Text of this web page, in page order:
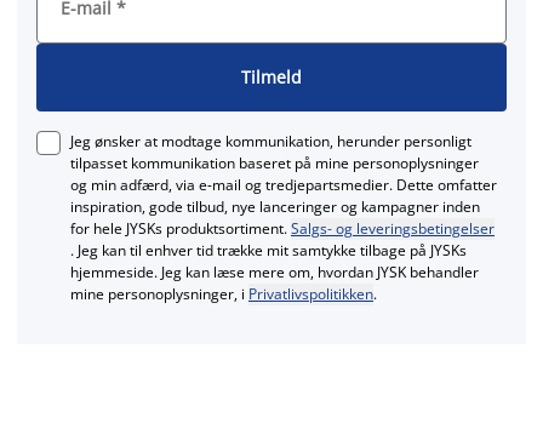
E-mail *
Tilmeld
Jeg ønsker at modtage kommunikation, herunder personligt
tilpasset kommunikation baseret på mine personoplysninger
og min adfærd, via e‑mail og tredjepartsmedier. Dette omfatter
inspiration, gode tilbud, nye lanceringer og kampagner inden
for hele JYSKs produktsortiment.Salgs- og leveringsbetingelser
. Jeg kan til enhver tid trække mit samtykke tilbage på JYSKs
hjemmeside. Jeg kan læse mere om, hvordan JYSK behandler
mine personoplysninger, i Privatlivspolitikken.